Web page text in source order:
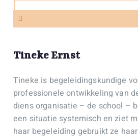
Tineke Ernst
Tineke is begeleidingskundige
professionele ontwikkeling van
diens organisatie – de school –
een situatie systemisch en ziet
haar begeleiding gebruikt ze